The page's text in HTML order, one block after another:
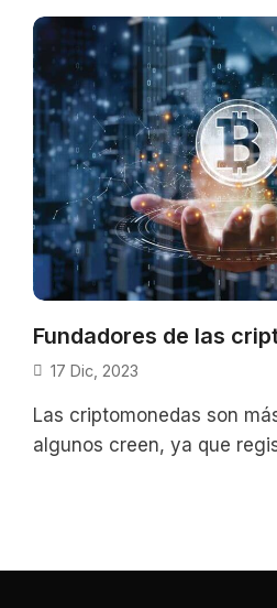
Fundadores de las
17 Dic, 2023
Las criptomonedas son
algunos creen, ya que